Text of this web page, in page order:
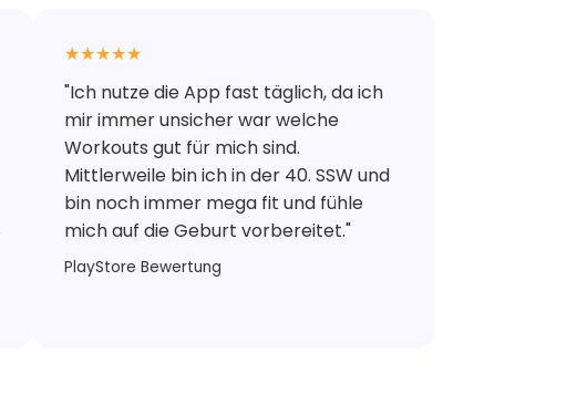
★★★★★
"Ich nutze die App fast täglich, da ich
mir immer unsicher war welche
Workouts gut für mich sind.
Mittlerweile bin ich in der 40. SSW und
bin noch immer mega fit und fühle
mich auf die Geburt vorbereitet."
PlayStore Bewertung